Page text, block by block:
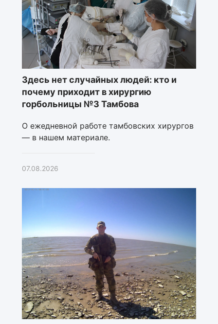
Здесь нет случайных людей: кто и
почему приходит в хирургию
горбольницы №3 Тамбова
О ежедневной работе тамбовских хирургов
— в нашем материале.
07.08.2026